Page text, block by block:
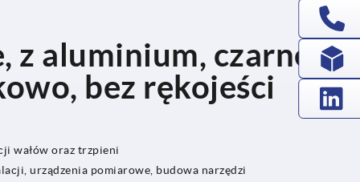
z aluminium, czarne
bez rękojeści
wałów oraz trzpieni
urządzenia pomiarowe, budowa narzędzi